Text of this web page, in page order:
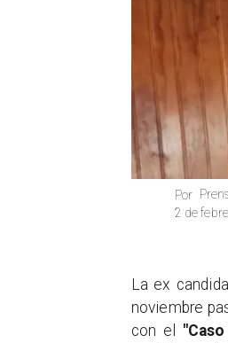
Por
2 de
​La ex
noviembre
con el